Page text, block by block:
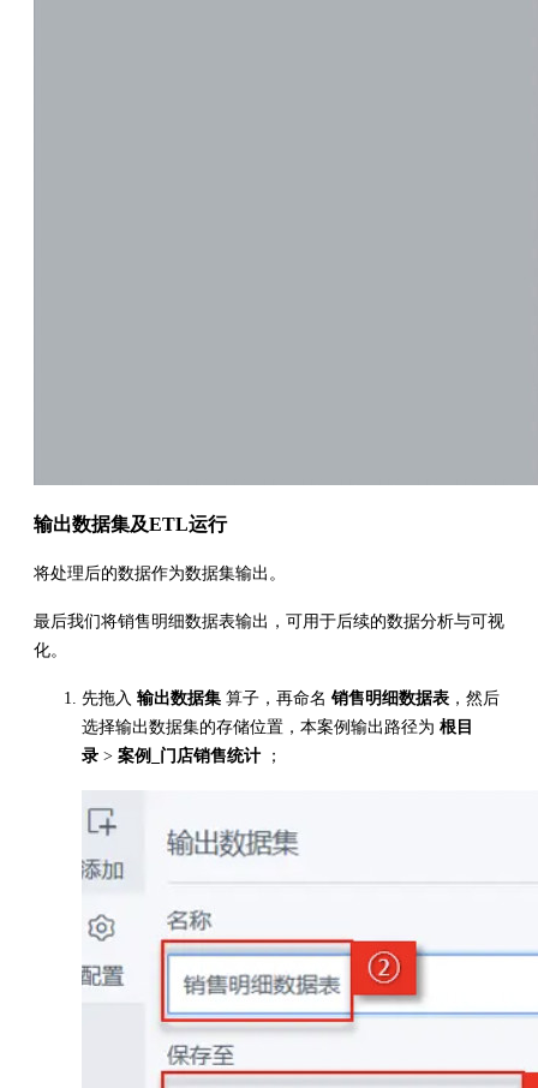
输出数据集及ETL运行
将处理后的数据作为数据集输出。
最后我们将销售明细数据表输出，可用于后续的数据分析与可视
化。
先拖入 输出数据集 算子，再命名 销售明细数据表 ，然后
选择输出数据集的存储位置，本案例输出路径为 根目
录 > 案例_门店销售统计 ；